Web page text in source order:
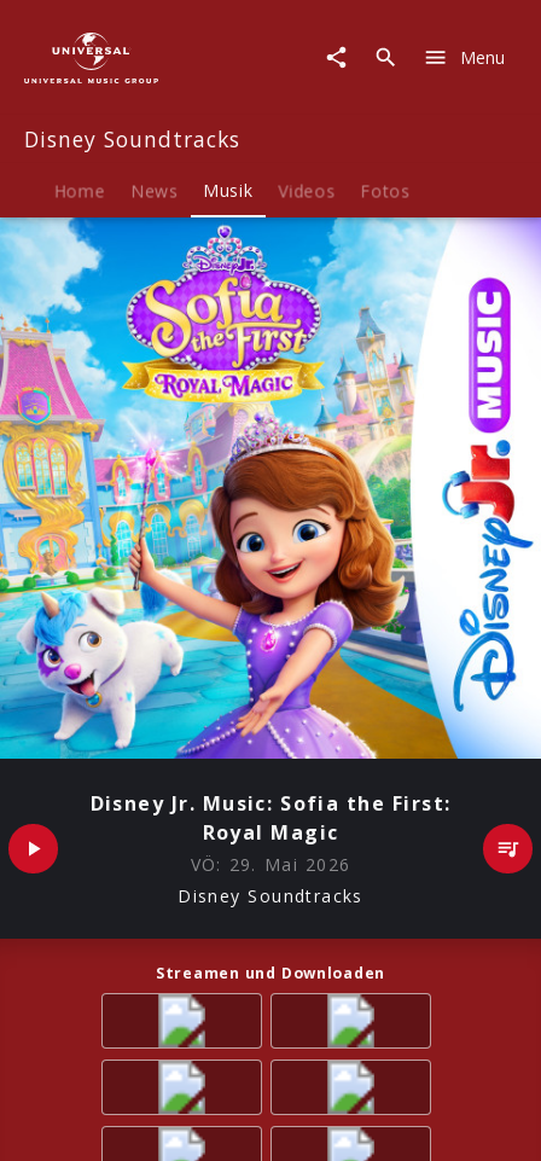
Soundtracks
Musik
Disney
Sofia
the
First:
Royal
Magic
Menu
Disney Soundtracks
Home News Musik Videos Fotos
Disney Jr. Music: Sofia the First:
Royal Magic
VÖ: 29. Mai 2026
Disney Soundtracks
Streamen und Downloaden